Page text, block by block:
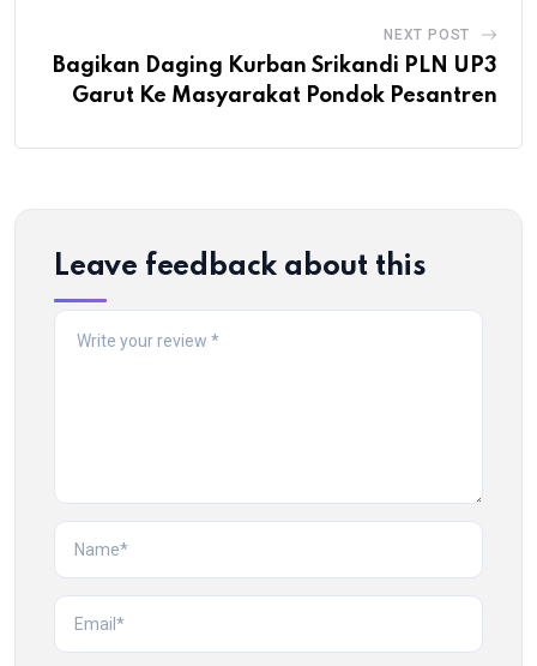
NEXT POST
Bagikan Daging Kurban Srikandi PLN UP3
Garut Ke Masyarakat Pondok Pesantren
Leave feedback about this